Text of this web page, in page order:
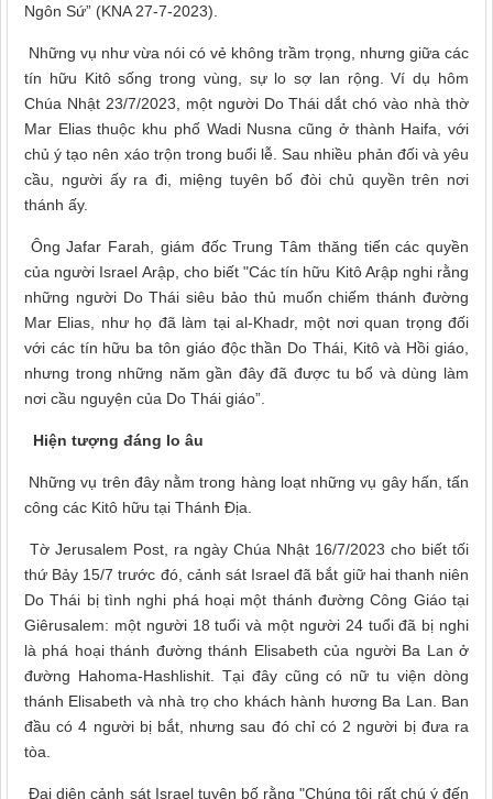
Ngôn Sứ” (KNA 27-7-2023).
Những vụ như vừa nói có vẻ không trầm trọng, nhưng giữa các
tín hữu Kitô sống trong vùng, sự lo sợ lan rộng. Ví dụ hôm
Chúa Nhật 23/7/2023, một người Do Thái dắt chó vào nhà thờ
Mar Elias thuộc khu phố Wadi Nusna cũng ở thành Haifa, với
chủ ý tạo nên xáo trộn trong buổi lễ. Sau nhiều phản đối và yêu
cầu, người ấy ra đi, miệng tuyên bố đòi chủ quyền trên nơi
thánh ấy.
Ông Jafar Farah, giám đốc Trung Tâm thăng tiến các quyền
của người Israel Arập, cho biết "Các tín hữu Kitô Arập nghi rằng
những người Do Thái siêu bảo thủ muốn chiếm thánh đường
Mar Elias, như họ đã làm tại al-Khadr, một nơi quan trọng đối
với các tín hữu ba tôn giáo độc thần Do Thái, Kitô và Hồi giáo,
nhưng trong những năm gần đây đã được tu bổ và dùng làm
nơi cầu nguyện của Do Thái giáo”.
Hiện tượng đáng lo âu
Những vụ trên đây nằm trong hàng loạt những vụ gây hấn, tấn
công các Kitô hữu tại Thánh Địa.
Tờ Jerusalem Post, ra ngày Chúa Nhật 16/7/2023 cho biết tối
thứ Bảy 15/7 trước đó, cảnh sát Israel đã bắt giữ hai thanh niên
Do Thái bị tình nghi phá hoại một thánh đường Công Giáo tại
Giêrusalem: một người 18 tuổi và một người 24 tuổi đã bị nghi
là phá hoại thánh đường thánh Elisabeth của người Ba Lan ở
đường Hahoma-Hashlishit. Tại đây cũng có nữ tu viện dòng
thánh Elisabeth và nhà trọ cho khách hành hương Ba Lan. Ban
đầu có 4 người bị bắt, nhưng sau đó chỉ có 2 người bị đưa ra
tòa.
Đại diện cảnh sát Israel tuyên bố rằng "Chúng tôi rất chú ý đến